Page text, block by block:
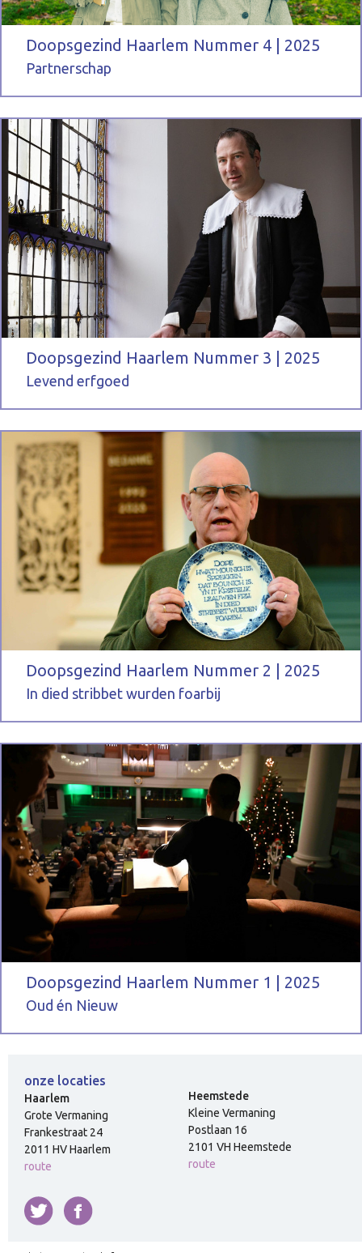
Doopsgezind Haarlem Nummer 4 | 2025
Partnerschap
Doopsgezind Haarlem Nummer 3 | 2025
Levend erfgoed
Doopsgezind Haarlem Nummer 2 | 2025
In died stribbet wurden foarbij
Doopsgezind Haarlem Nummer 1 | 2025
Oud én Nieuw
onze locaties
Haarlem
Grote Vermaning
Frankestraat 24
2011 HV Haarlem
route
Heemstede
Kleine Vermaning
Postlaan 16
2101 VH Heemstede
route